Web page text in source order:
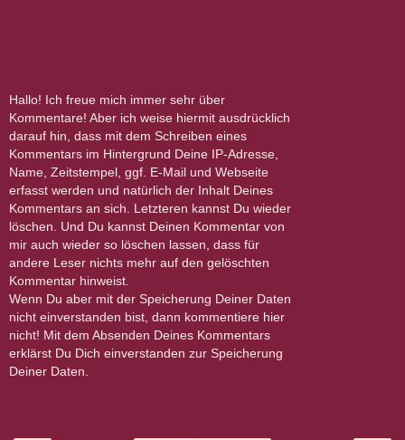
Hallo! Ich freue mich immer sehr über
Kommentare! Aber ich weise hiermit ausdrücklich
darauf hin, dass mit dem Schreiben eines
Kommentars im Hintergrund Deine IP-Adresse,
Name, Zeitstempel, ggf. E-Mail und Webseite
erfasst werden und natürlich der Inhalt Deines
Kommentars an sich. Letzteren kannst Du wieder
löschen. Und Du kannst Deinen Kommentar von
mir auch wieder so löschen lassen, dass für
andere Leser nichts mehr auf den gelöschten
Kommentar hinweist.
Wenn Du aber mit der Speicherung Deiner Daten
nicht einverstanden bist, dann kommentiere hier
nicht! Mit dem Absenden Deines Kommentars
erklärst Du Dich einverstanden zur Speicherung
Deiner Daten.